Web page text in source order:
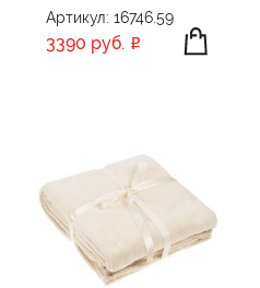
Артикул: 16746.59
3390 руб.